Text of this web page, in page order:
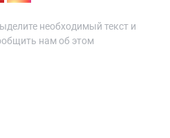
необходимый текст и
нам об этом